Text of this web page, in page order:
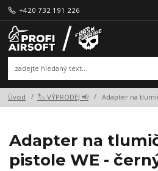
+420 732 191 226
Úvod 🏷️ VÝPRODEJ 📢 Adapter na
Adapter na
pistole WE -